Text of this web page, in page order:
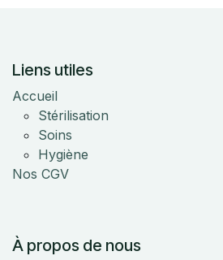
Liens utiles
Accueil
Stérilisation
Soins
Hygiène
Nos CGV
À propos de nous